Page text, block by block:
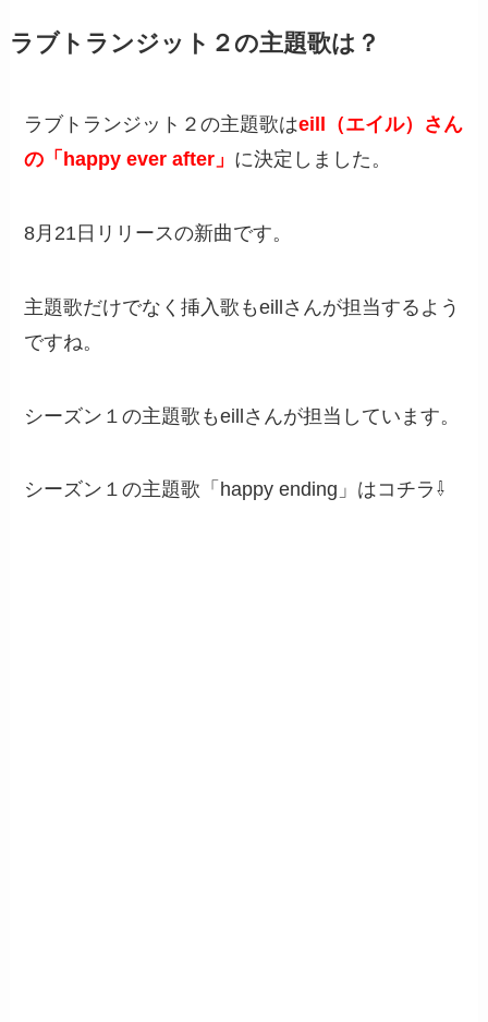
ラブトランジット２の主題歌は？
ラブトランジット２の主題歌はeill（エイル）さん
の「happy ever after」 に決定しました。
8月21日リリースの新曲です。
主題歌だけでなく挿入歌もeillさんが担当するよう
ですね。
シーズン１の主題歌もeillさんが担当しています。
シーズン１の主題歌「happy ending」はコチラ⇩